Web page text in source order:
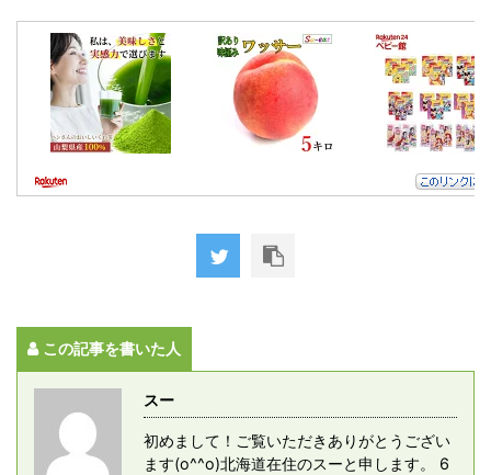
この記事を書いた人
スー
初めまして！ご覧いただきありがとうござい
ます(o^^o)北海道在住のスーと申します。 6